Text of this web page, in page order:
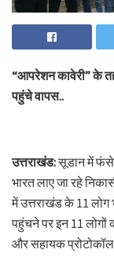
“आपरेशन कावेरी” के
पहुंचे वापस..
उत्तराखंड:सूडान में फंसे
भारत लाए जा रहे
में उत्तराखंड के 11 लोग
पहुंचने पर इन 11
और सहायक प्रोटोकॉल